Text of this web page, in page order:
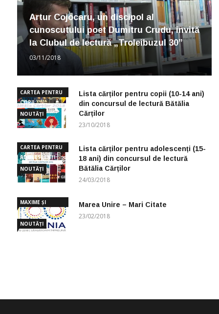
Artur Cojocaru, un discipol al
cunoscutului poet Dumitru Crudu, invită
la Clubul de lectură „Troleibuzul 30”
03/11/2018
CARTEA PENTRU
COPII
NOUTĂȚI
Lista cărților pentru copii (10-14 ani)
din concursul de lectură Bătălia
Cărților
23/10/2018
CARTEA PENTRU
ADOLESCENȚI
NOUTĂȚI
Lista cărților pentru adolescenți (15-
18 ani) din concursul de lectură
Bătălia Cărților
24/03/2018
MAXIME ȘI
CUGETĂRI
NOUTĂȚI
Marea Unire – Mari Citate
23/02/2018